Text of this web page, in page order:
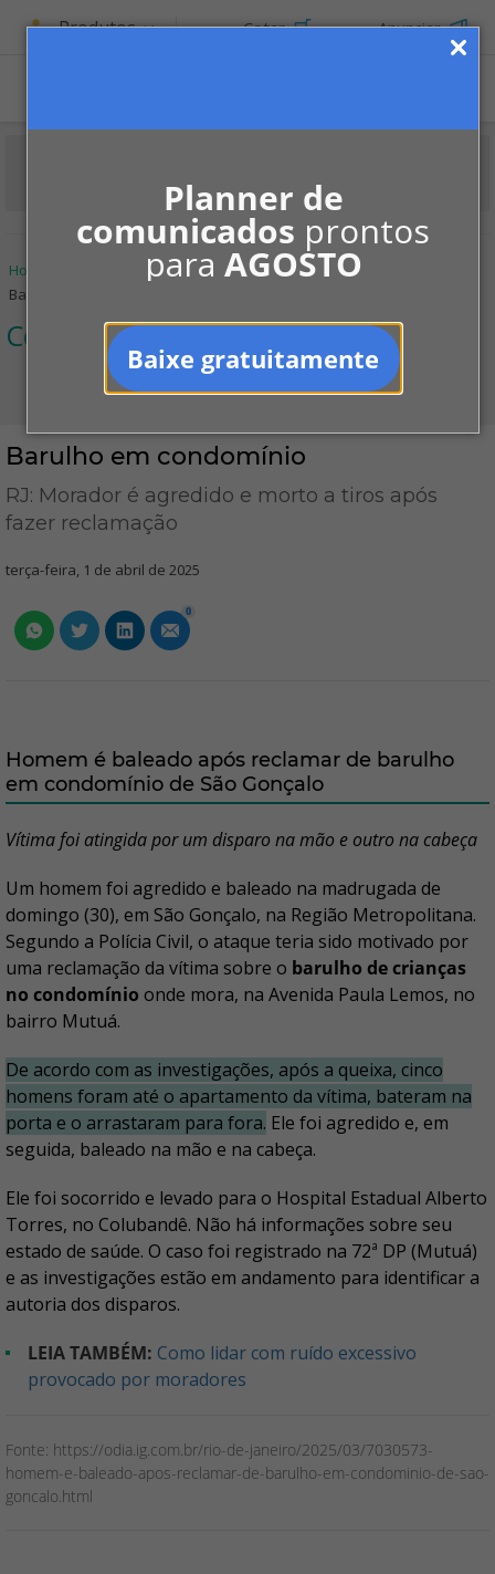
Planner de
comunicados prontos
para AGOSTO
Baixe gratuitamente
Produtos Cotar Anunciar
Home Notícias
Convivência
Barulho em condomínio
Convivência
Barulho em condomínio
RJ: Morador é agredido e morto a tiros após
fazer reclamação
terça-feira, 1 de abril de 2025
0
Homem é baleado após reclamar de barulho
em condomínio de São Gonçalo
Vítima foi atingida por um disparo na mão e outro na cabeça
Um homem foi agredido e baleado na madrugada de
domingo (30), em São Gonçalo, na Região Metropolitana.
Segundo a Polícia Civil, o ataque teria sido motivado por
uma reclamação da vítima sobre o barulho de crianças
no condomínio onde mora, na Avenida Paula Lemos, no
bairro Mutuá.
De acordo com as investigações, após a queixa, cinco
homens foram até o apartamento da vítima, bateram na
porta e o arrastaram para fora. Ele foi agredido e, em
seguida, baleado na mão e na cabeça.
Ele foi socorrido e levado para o Hospital Estadual Alberto
Torres, no Colubandê. Não há informações sobre seu
estado de saúde. O caso foi registrado na 72ª DP (Mutuá)
e as investigações estão em andamento para identificar a
autoria dos disparos.
LEIA TAMBÉM: Como lidar com ruído excessivo
provocado por moradores
Fonte: https://odia.ig.com.br/rio-de-janeiro/2025/03/7030573-
homem-e-baleado-apos-reclamar-de-barulho-em-condominio-de-sao-
goncalo.html